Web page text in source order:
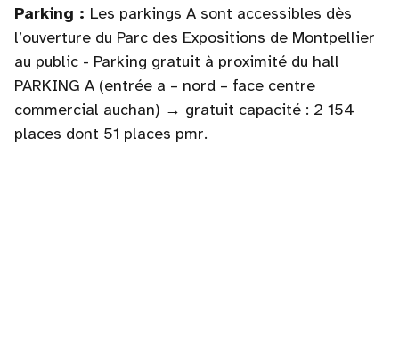
Parking : Les parkings A sont accessibles dès
l’ouverture du Parc des Expositions de Montpellier
au public - Parking gratuit à proximité du hall
PARKING A (entrée a – nord – face centre
commercial auchan) → gratuit capacité : 2 154
places dont 51 places pmr.